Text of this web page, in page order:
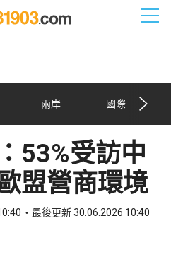
兩岸 國際
53%受訪中
盟營商環境
最後更新 30.06.2026 10:40